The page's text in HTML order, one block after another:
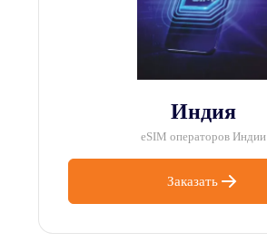
Индия
eSIM операторов Индии
Заказать